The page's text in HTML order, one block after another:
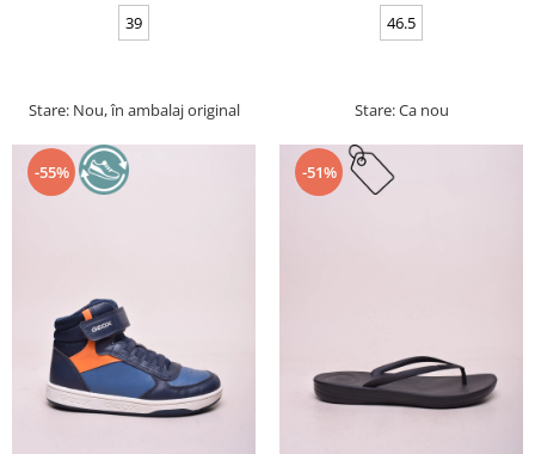
39
Stare: Nou, în ambalaj original
46.5
Stare: Ca nou
-55% -51%